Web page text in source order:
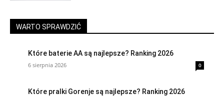
WARTO SPRAWDZIĆ
Które baterie AA są najlepsze? Ranking 2026
6 sierpnia 2026 0
Które pralki Gorenje są najlepsze? Ranking 2026